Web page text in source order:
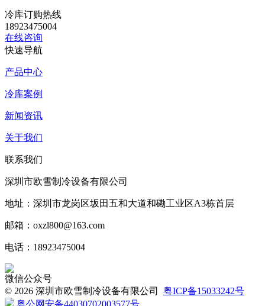
冷库订购热线
18923475004
在线咨询
快速导航
产品中心
冷库案例
新闻资讯
关于我们
联系我们
深圳市欧雪制冷设备有限公司
地址：深圳市龙岗区坂田五和大道和磡工业区A3栋首层
邮箱：oxzl800@163.com
电话：18923475004
微信公众号
© 2026 深圳市欧雪制冷设备有限公司 粤ICP备15033242号
粤公网安备44030702003577号